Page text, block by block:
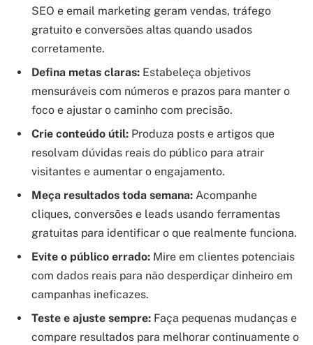
SEO e email marketing geram vendas, tráfego
gratuito e conversões altas quando usados
corretamente.
Defina metas claras: Estabeleça objetivos
mensuráveis com números e prazos para manter o
foco e ajustar o caminho com precisão.
Crie conteúdo útil: Produza posts e artigos que
resolvam dúvidas reais do público para atrair
visitantes e aumentar o engajamento.
Meça resultados toda semana: Acompanhe
cliques, conversões e leads usando ferramentas
gratuitas para identificar o que realmente funciona.
Evite o público errado: Mire em clientes potenciais
com dados reais para não desperdiçar dinheiro em
campanhas ineficazes.
Teste e ajuste sempre: Faça pequenas mudanças e
compare resultados para melhorar continuamente o